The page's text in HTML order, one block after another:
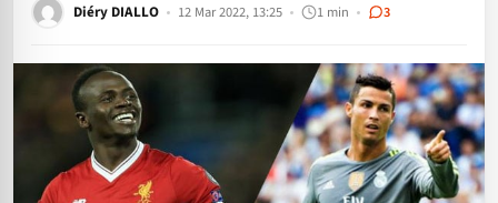
Diéry DIALLO 12 Mar 2022, 13:25 1 min 3